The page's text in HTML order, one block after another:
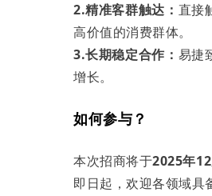
2.精准客群触达： 直接
高价值的消费群体。
3.长期稳定合作： 易捷
增长。
如何参与？
本次招商将于2025年
即日起，欢迎各领域具